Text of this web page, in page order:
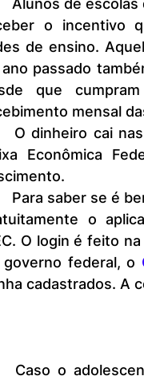
o incentivo
de ensino.
passado
que
mensal
Econômica
o
O login é feito
federal, o
cadastrados. A